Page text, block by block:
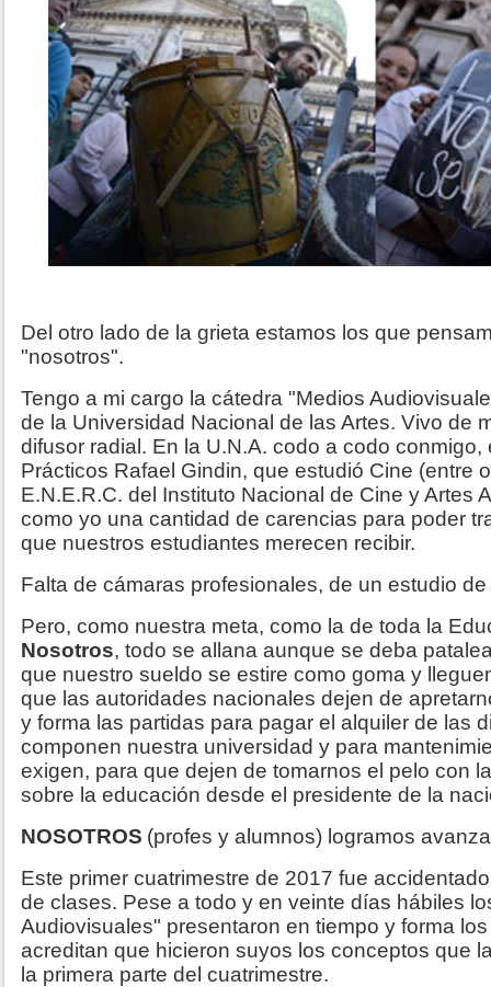
Del otro lado de la grieta estamos los que
"nosotros".
Tengo a mi cargo la cátedra "Medios
de la Universidad Nacional de las Artes. Vivo de
difusor radial. En la U.N.A. codo a codo conmigo,
Prácticos Rafael Gindin, que estudió Cine (entre
E.N.E.R.C. del Instituto Nacional de Cine y Artes
como yo una cantidad de carencias para poder
que nuestros estudiantes merecen recibir.
Falta de cámaras profesionales, de un estudio
Pero, como nuestra meta, como la de toda la
Nosotros, todo se allana aunque se deba
que nuestro sueldo se estire como goma y
que las autoridades nacionales dejen de
y forma las partidas para pagar el alquiler de las
componen nuestra universidad y para
exigen, para que dejen de tomarnos el pelo con
sobre la educación desde el presidente de la
NOSOTROS (profes y alumnos) logramos
Este primer cuatrimestre de 2017 fue
de clases. Pese a todo y en veinte días hábiles
Audiovisuales" presentaron en tiempo y forma
acreditan que hicieron suyos los conceptos que
la primera parte del cuatrimestre.